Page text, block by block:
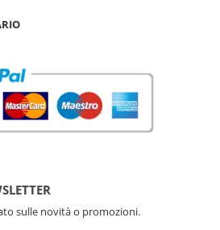
sulle novità o promozioni.